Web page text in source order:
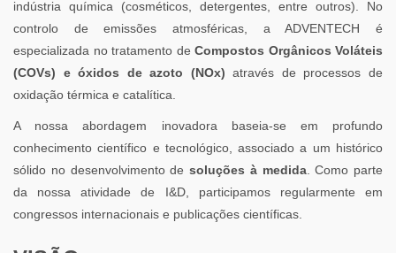
indústria química (cosméticos, detergentes, entre outros). No
controlo de emissões atmosféricas, a ADVENTECH é
especializada no tratamento de Compostos Orgânicos Voláteis
(COVs) e óxidos de azoto (NOx) através de processos de
oxidação térmica e catalítica.
A nossa abordagem inovadora baseia-se em profundo
conhecimento científico e tecnológico, associado a um histórico
sólido no desenvolvimento de soluções à medida. Como parte
da nossa atividade de I&D, participamos regularmente em
congressos internacionais e publicações científicas.